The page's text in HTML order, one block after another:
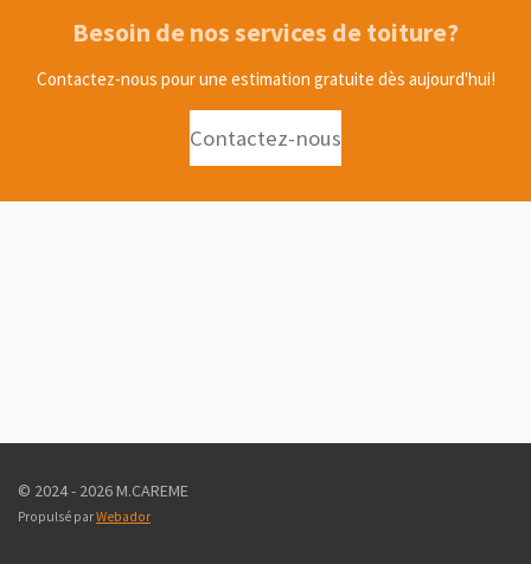
Besoin de nos services de toiture?
Contactez-nous pour une estimation gratuite dès aujourd'hui!
Contactez-nous
© 2024 - 2026 M.CAREME
Propulsé parWebador